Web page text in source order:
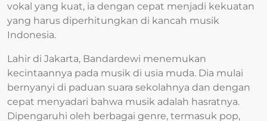
vokal yang kuat, ia dengan cepat menjadi kekuatan
yang harus diperhitungkan di kancah musik
Indonesia.
Lahir di Jakarta, Bandardewi menemukan
kecintaannya pada musik di usia muda. Dia mulai
bernyanyi di paduan suara sekolahnya dan dengan
cepat menyadari bahwa musik adalah hasratnya.
Dipengaruhi oleh berbagai genre, termasuk pop,